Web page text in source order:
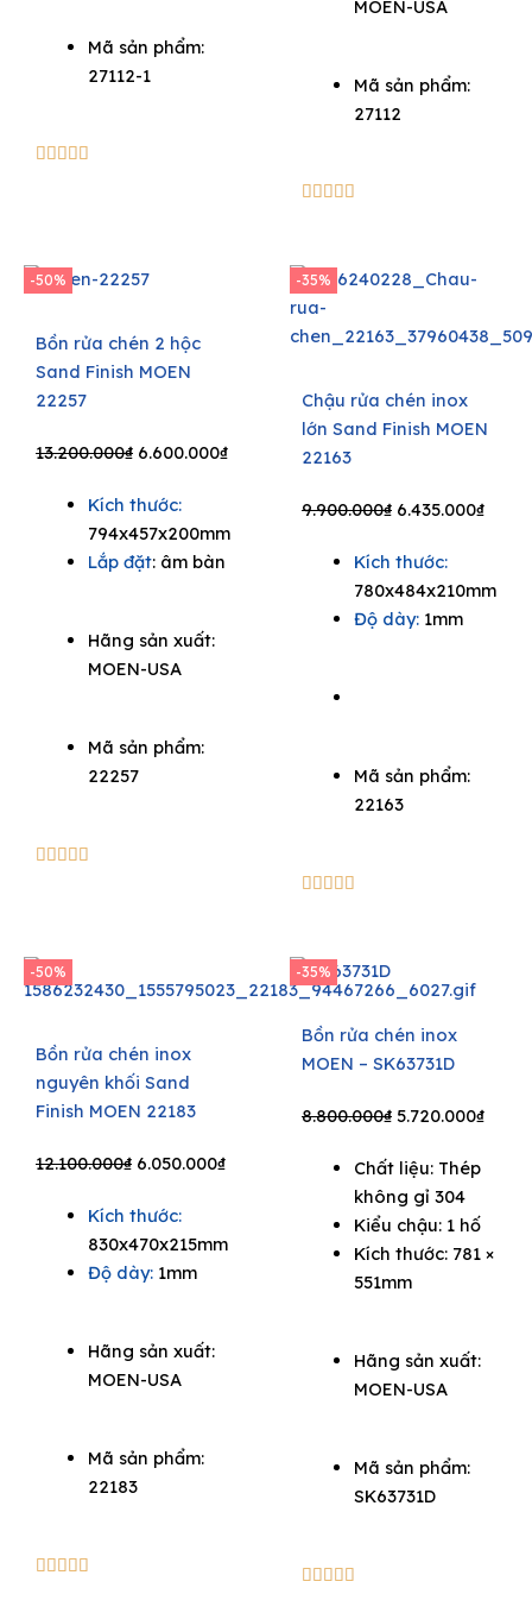
Mã sản phẩm:
27112-1
    
MOEN-USA
Mã sản phẩm:
27112
    
-50%
Bồn rửa chén 2 hộc
Sand Finish MOEN
22257
13.200.000₫ Original
was:
13.200.000₫.
6.600.000₫Current
6.600.000₫.
Kích thước:
794x457x200mm
Lắp đặt: âm bàn
Hãng sản xuất:
MOEN-USA
Mã sản phẩm:
22257
    
-35%
Chậu rửa chén inox
lớn Sand Finish MOEN
22163
9.900.000₫ Original
was:
9.900.000₫.
6.435.000₫
Kích thước:
780x484x210mm
Độ dày:1mm
Mã sản phẩm:
22163
    
-50%
Bồn rửa chén inox
nguyên khối Sand
Finish MOEN 22183
12.100.000₫ Original
was:
12.100.000₫.
6.050.000₫Current
6.050.000₫.
Kích thước:
830x470x215mm
Độ dày:1mm
Hãng sản xuất:
MOEN-USA
Mã sản phẩm:
22183
    
-35%
Bồn rửa chén inox
MOEN – SK63731D
8.800.000₫ Original
was:
8.800.000₫.
5.720.000₫
Chất liệu: Thép
không gỉ 304
Kiểu chậu: 1 hố
Kích thước: 781 ×
551mm
Hãng sản xuất:
MOEN-USA
Mã sản phẩm:
SK63731D
    